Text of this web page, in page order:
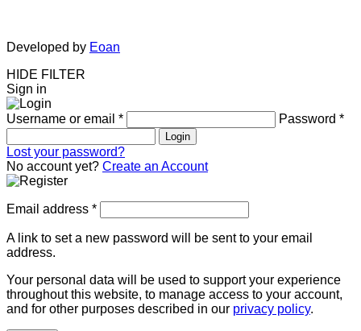
Developed by Eoan
HIDE FILTER
Sign in
Username or email * Password *
Login
Lost your password?
No account yet? Create an Account
Email address *
A link to set a new password will be sent to your email
address.
Your personal data will be used to support your experience
throughout this website, to manage access to your account,
and for other purposes described in our privacy policy.